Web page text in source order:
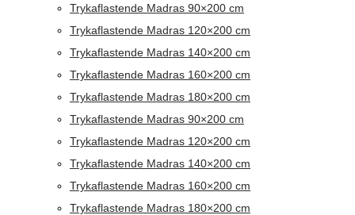
Trykaflastende Madras 90×200 cm
Trykaflastende Madras 120×200 cm
Trykaflastende Madras 140×200 cm
Trykaflastende Madras 160×200 cm
Trykaflastende Madras 180×200 cm
Trykaflastende Madras 90×200 cm
Trykaflastende Madras 120×200 cm
Trykaflastende Madras 140×200 cm
Trykaflastende Madras 160×200 cm
Trykaflastende Madras 180×200 cm